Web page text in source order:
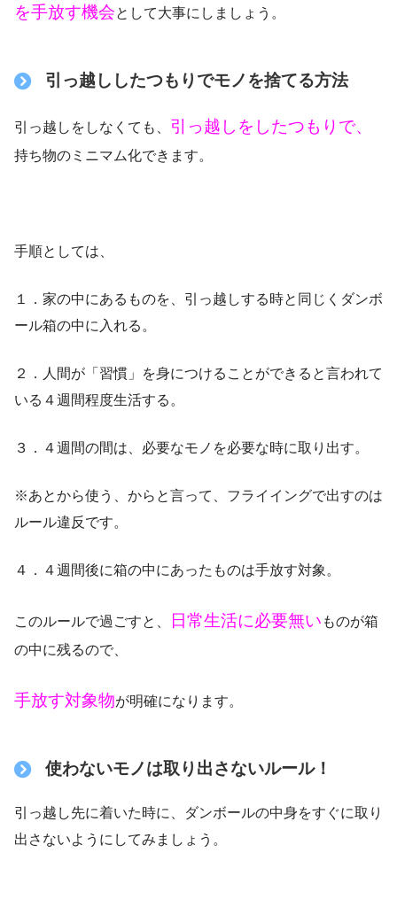
を手放す機会として大事にしましょう。
引っ越ししたつもりでモノを捨てる方法
引っ越しをしなくても、 引っ越しをしたつもりで、
持ち物のミニマム化できます。
手順としては、
１．家の中にあるものを、引っ越しする時と同じくダンボ
ール箱の中に入れる。
２．人間が「習慣」を身につけることができると言われて
いる４週間程度生活する。
３．４週間の間は、必要なモノを必要な時に取り出す。
※あとから使う、からと言って、フライイングで出すのは
ルール違反です。
４．４週間後に箱の中にあったものは手放す対象。
このルールで過ごすと、 日常生活に必要無い ものが箱
の中に残るので、
手放す対象物が明確になります。
使わないモノは取り出さないルール！
引っ越し先に着いた時に、ダンボールの中身をすぐに取り
出さないようにしてみましょう。